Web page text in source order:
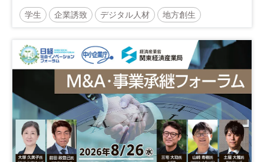
学生 企業誘致 デジタル人材 地方創生
地域活性化 自治体